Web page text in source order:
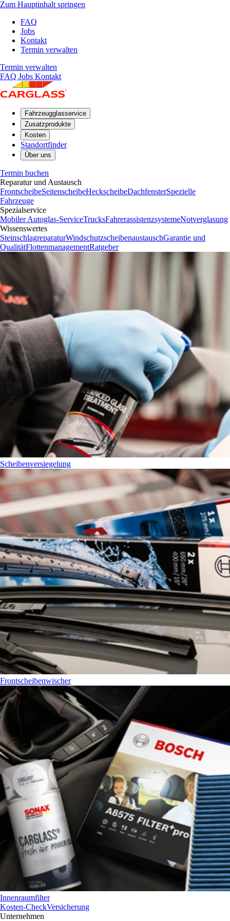
Zum Hauptinhalt springen
FAQ
Jobs
Kontakt
Termin verwalten
Termin verwalten
FAQ Jobs Kontakt
Fahrzeugglasservice
Zusatzprodukte
Kosten
Standortfinder
Über uns
Termin buchen
Reparatur und Austausch
FrontscheibeSeitenscheibeHeckscheibeDachfensterSpezielle
Fahrzeuge
Spezialservice
Mobiler Autoglas-ServiceTrucksFahrerassistenzsystemeNotverglasung
Wissenswertes
SteinschlagreparaturWindschutzscheibenaustauschGarantie und
QualitätFlottenmanagementRatgeber
Scheibenversiegelung
Frontscheibenwischer
Innenraumfilter
Kosten-CheckVersicherung
Unternehmen